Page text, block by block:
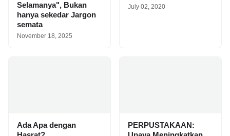
Selamanya", Bukan
hanya sekedar Jargon
semata
November 18, 2025
July 02, 2020
Ada Apa dengan
PERPUSTAKAAN: